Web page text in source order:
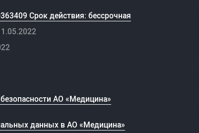
Срок действия: бессрочная
АО «Медицина»
данных в АО «Медицина»